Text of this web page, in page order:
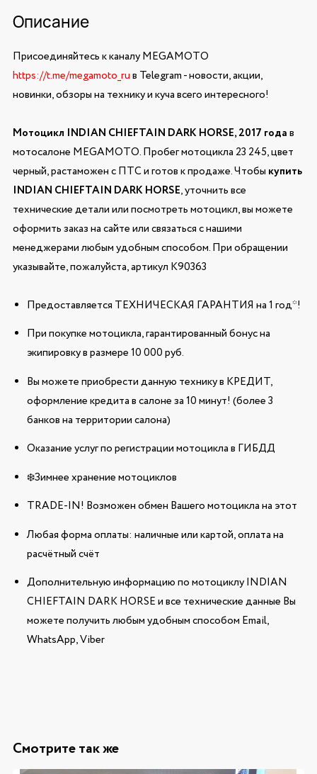
Описание
Присоединяйтесь к каналу MEGAMOTO
https://t.me/megamoto_ruв Telegram - новости, акции,
новинки, обзоры на технику и куча всего интересного!
Мотоцикл INDIAN CHIEFTAIN DARK HORSE, 2017 годав
мотосалоне MEGAMOTO. Пробег мотоцикла 23 245, цвет
черный, растаможен с ПТС и готов к продаже. Чтобы купить
INDIAN CHIEFTAIN DARK HORSE, уточнить все
технические детали или посмотреть мотоцикл, вы можете
оформить заказ на сайте или связаться с нашими
менеджерами любым удобным способом. При обращении
указывайте, пожалуйста, артикул K90363
Предоставляется ТЕХНИЧЕСКАЯ ГАРАНТИЯ на 1 год*!
При покупке мотоцикла, гарантированный бонус на
экипировку в размере 10 000 руб.
Вы можете приобрести данную технику в КРЕДИТ,
оформление кредита в салоне за 10 минут! (более 3
банков на территории салона)
Оказание услуг по регистрации мотоцикла в ГИБДД
❄️Зимнее хранение мотоциклов
TRADE-IN! Возможен обмен Вашего мотоцикла на этот
Любая форма оплаты: наличные или картой, оплата на
расчётный счёт
Дополнительную информацию по мотоциклу INDIAN
CHIEFTAIN DARK HORSE и все технические данные Вы
можете получить любым удобным способом Email,
WhatsApp, Viber
Смотрите так же